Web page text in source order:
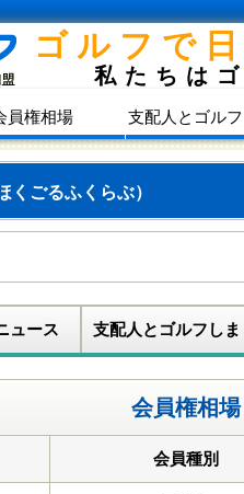
ゴルフで
私たちは
員権相場 支配人とゴル
くごるふくらぶ）
ュース 支配人とゴルフしま
会員権相場
会員種別